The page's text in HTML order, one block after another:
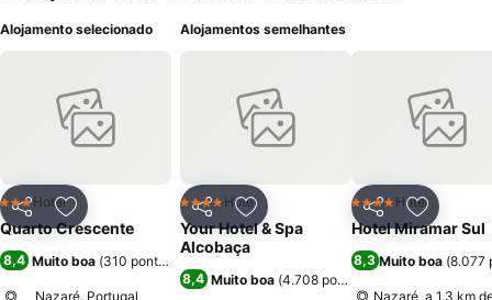
Alojamento selecionado
PartilharAdicionar aos favoritos
3 Estrelas
Hotel
Quarto Crescente
8,4 Muito boa (310 pontuações
Nazaré, Portugal
Alojamentos semelhantes
PartilharAdicionar aos favoritos
4 EstrelasHotel
Your Hotel & Spa
Alcobaça
8,4 Muito boa (4.708 pontuações
Partilhar
4 EstrelasHotel
Hotel Miramar Sul
8,3Muito boa (8.077
Nazaré, a 1.3 km